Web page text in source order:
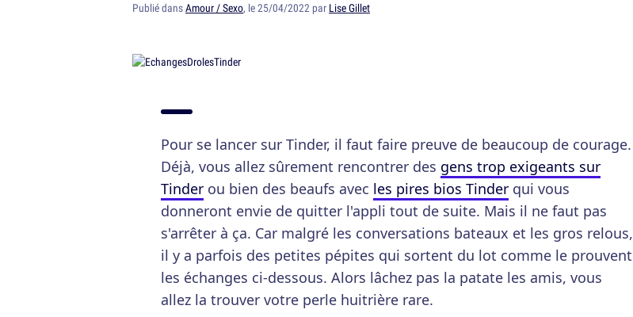
Publié dansAmour / Sexo, le 25/04/2022 par Lise Gillet
Pour se lancer sur Tinder, il faut faire preuve de beaucoup de courage.
Déjà, vous allez sûrement rencontrer des gens trop exigeants sur
Tinder ou bien des beaufs avec les pires bios Tinder qui vous
donneront envie de quitter l'appli tout de suite. Mais il ne faut pas
s'arrêter à ça. Car malgré les conversations bateaux et les gros relous,
il y a parfois des petites pépites qui sortent du lot comme le prouvent
les échanges ci-dessous. Alors lâchez pas la patate les amis, vous
allez la trouver votre perle huitrière rare.